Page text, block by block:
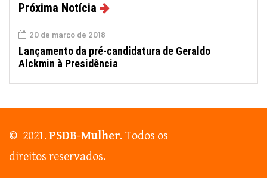
Próxima Notícia
20 de março de 2018
Lançamento da pré-candidatura de Geraldo
Alckmin à Presidência
© 2021.PSDB-Mulher. Todos os
direitos reservados.